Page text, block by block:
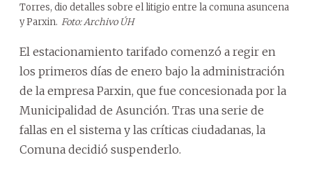
Torres, dio detalles sobre el litigio entre la comuna asuncena
y Parxin. Foto: Archivo ÚH
El estacionamiento tarifado comenzó a regir en
los primeros días de enero bajo la administración
de la empresa Parxin, que fue concesionada por la
Municipalidad de Asunción. Tras una serie de
fallas en el sistema y las críticas ciudadanas, la
Comuna decidió suspenderlo.